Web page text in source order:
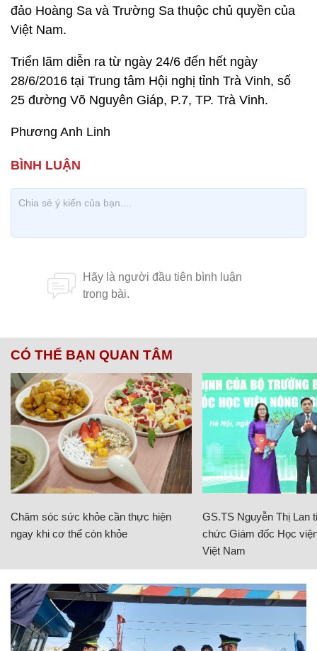
đảo Hoàng Sa và Trường Sa thuộc chủ quyền của
Việt Nam.
Triển lãm diễn ra từ ngày 24/6 đến hết ngày
28/6/2016 tại Trung tâm Hội nghị tỉnh Trà Vinh, số
25 đường Võ Nguyên Giáp, P.7, TP. Trà Vinh.
Phương Anh Linh
CÓ THỂ BẠN QUAN TÂM
Chăm sóc sức khỏe cần thực hiện
ngay khi cơ thể còn khỏe
GS.TS Nguyễn Thị Lan
chức Giám đốc Học
Việt Nam